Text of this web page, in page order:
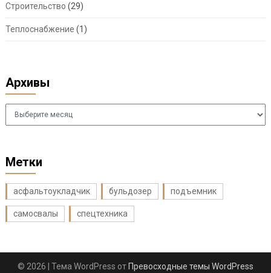
Строительство (29)
Теплоснабжение (1)
Архивы
Архивы
Метки
асфальтоукладчик бульдозер подъемник
самосвалы спецтехника
© 2026 | Тема WordPress от Превосходные темы WordPress